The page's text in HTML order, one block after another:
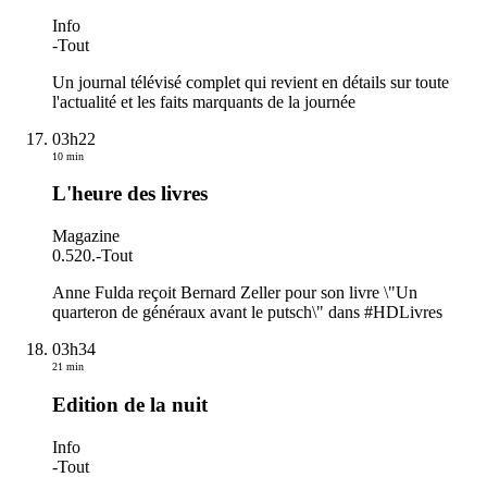
Info
-Tout
Un journal télévisé complet qui revient en détails sur toute
l'actualité et les faits marquants de la journée
03h22
10 min
L'heure des livres
Magazine
0.520.-Tout
Anne Fulda reçoit Bernard Zeller pour son livre \"Un
quarteron de généraux avant le putsch\" dans #HDLivres
03h34
21 min
Edition de la nuit
Info
-Tout